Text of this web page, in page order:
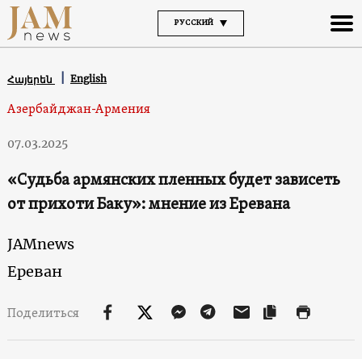
РУССКИЙ
Հայերեն English
Азербайджан-Армения
07.03.2025
«Судьба армянских пленных будет зависеть
от прихоти Баку»: мнение из Еревана
JAMnews
Ереван
Поделиться